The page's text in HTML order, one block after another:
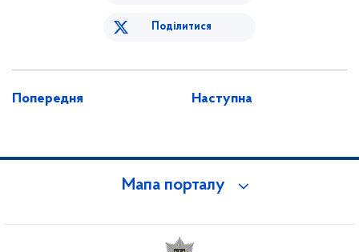
Поділитися
Попередня Наступна
Мапа порталу